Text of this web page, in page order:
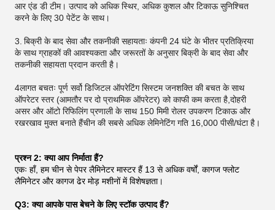
आर एंड डी टीम। उत्पाद को अधिक स्थिर, अधिक कुशल और टिकाऊ सुनिश्चित
करने के लिए 30 पेटेंट के साथ।
3. बिक्री के बाद सेवा और तकनीकी सहायताः कंपनी 24 घंटे के भीतर प्रतिक्रिया
के साथ ग्राहकों की आवश्यकता और जरूरतों के अनुसार बिक्री के बाद सेवा और
तकनीकी सहायता प्रदान करती है।
4लागत बचतः पूर्ण सर्वो डिजिटल ऑपरेटिंग सिस्टम जनशक्ति की बचत के साथ
ऑपरेटर स्तर (आमतौर पर दो प्राथमिक ऑपरेटर) को काफी कम करता है,दोहरी
असर और ऑटो रिफिलिंग प्रणाली के साथ 150 मिमी रोलर उपकरण टिकाऊ और
रखरखाव मुक्त बनाते हैंचीन की सबसे अधिक लेमिनेटिंग गति 16,000 पीसी/घंटा है।
प्रश्न 2: क्या आप निर्माता हैं?
एकः हाँ, हम चीन से पेपर लैमिनेटर मास्टर हैं 13 से अधिक वर्षों, कागज फ्लोट
लैमिनेटर और कागज ढेर मोड़ मशीनों में विशेषज्ञता।
Q3: क्या आपके पास बेचने के लिए स्टॉक उत्पाद हैं?